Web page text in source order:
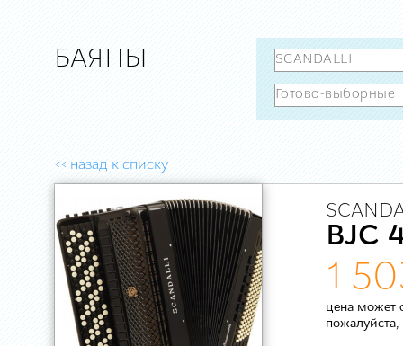
БАЯНЫ
<< назад к списку
BJC
1
цена может
пожалуйста,